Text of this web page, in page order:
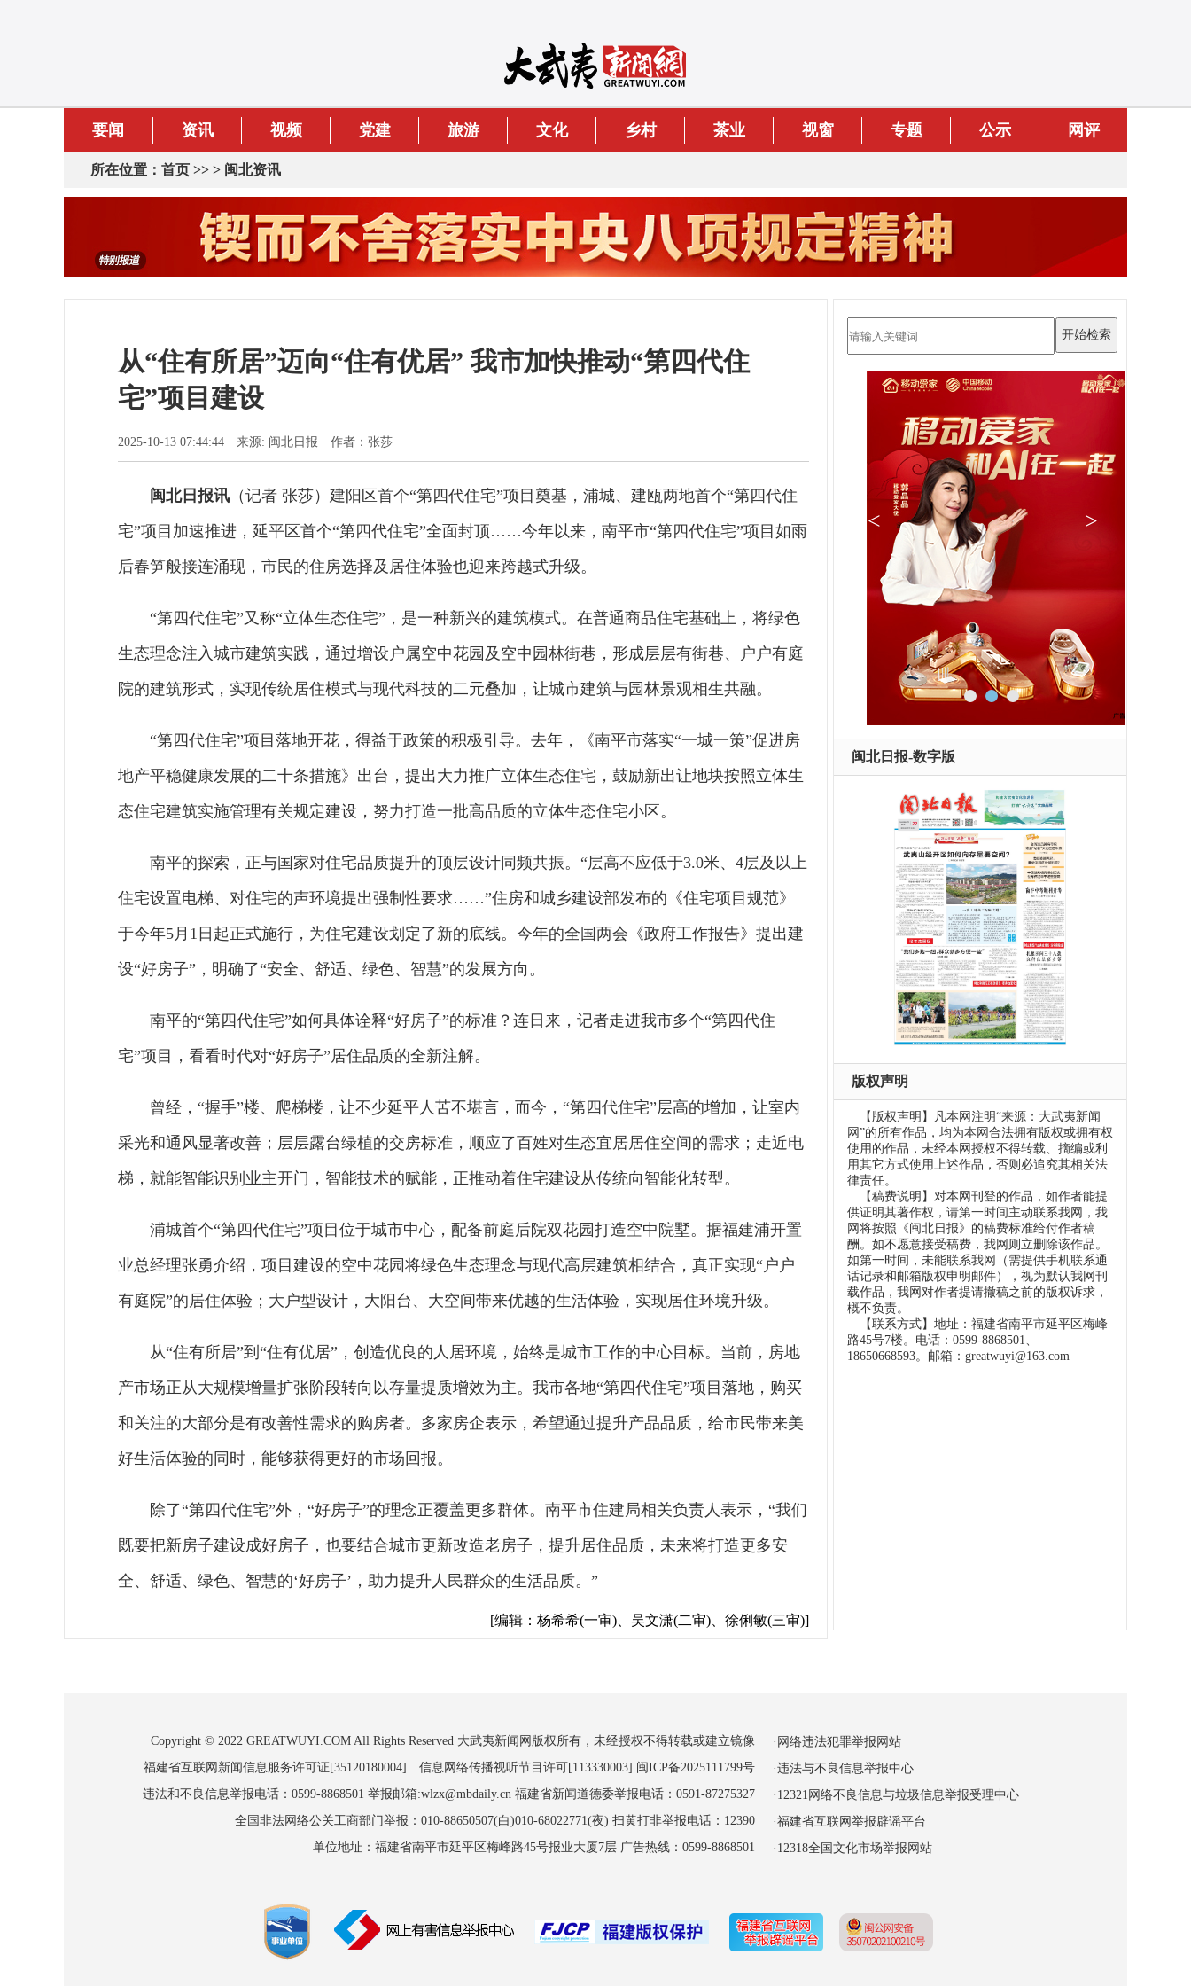
要闻 资讯 视频 党建 旅游 文化 乡村 茶业 视窗 专题 公示 网评
所在位置： 首页 >> > 闽北资讯
从“住有所居”迈向“住有优居” 我市加快推动“第四代住
宅”项目建设
2025-10-13 07:44:44 来源: 闽北日报 作者：张莎
闽北日报讯 （记者 张莎）建阳区首个“第四代住宅”项目奠基，浦城、建瓯两地首个“第四代住
宅”项目加速推进，延平区首个“第四代住宅”全面封顶……今年以来，南平市“第四代住宅”项目如雨
后春笋般接连涌现，市民的住房选择及居住体验也迎来跨越式升级。
“第四代住宅”又称“立体生态住宅”，是一种新兴的建筑模式。在普通商品住宅基础上，将绿色
生态理念注入城市建筑实践，通过增设户属空中花园及空中园林街巷，形成层层有街巷、户户有庭
院的建筑形式，实现传统居住模式与现代科技的二元叠加，让城市建筑与园林景观相生共融。
“第四代住宅”项目落地开花，得益于政策的积极引导。去年，《南平市落实“一城一策”促进房
地产平稳健康发展的二十条措施》出台，提出大力推广立体生态住宅，鼓励新出让地块按照立体生
态住宅建筑实施管理有关规定建设，努力打造一批高品质的立体生态住宅小区。
南平的探索，正与国家对住宅品质提升的顶层设计同频共振。“层高不应低于3.0米、4层及以上
住宅设置电梯、对住宅的声环境提出强制性要求……”住房和城乡建设部发布的《住宅项目规范》
于今年5月1日起正式施行，为住宅建设划定了新的底线。今年的全国两会《政府工作报告》提出建
设“好房子”，明确了“安全、舒适、绿色、智慧”的发展方向。
南平的“第四代住宅”如何具体诠释“好房子”的标准？连日来，记者走进我市多个“第四代住
宅”项目，看看时代对“好房子”居住品质的全新注解。
曾经，“握手”楼、爬梯楼，让不少延平人苦不堪言，而今，“第四代住宅”层高的增加，让室内
采光和通风显著改善；层层露台绿植的交房标准，顺应了百姓对生态宜居居住空间的需求；走近电
梯，就能智能识别业主开门，智能技术的赋能，正推动着住宅建设从传统向智能化转型。
浦城首个“第四代住宅”项目位于城市中心，配备前庭后院双花园打造空中院墅。据福建浦开置
业总经理张勇介绍，项目建设的空中花园将绿色生态理念与现代高层建筑相结合，真正实现“户户
有庭院”的居住体验；大户型设计，大阳台、大空间带来优越的生活体验，实现居住环境升级。
从“住有所居”到“住有优居”，创造优良的人居环境，始终是城市工作的中心目标。当前，房地
产市场正从大规模增量扩张阶段转向以存量提质增效为主。我市各地“第四代住宅”项目落地，购买
和关注的大部分是有改善性需求的购房者。多家房企表示，希望通过提升产品品质，给市民带来美
好生活体验的同时，能够获得更好的市场回报。
除了“第四代住宅”外，“好房子”的理念正覆盖更多群体。南平市住建局相关负责人表示，“我们
既要把新房子建设成好房子，也要结合城市更新改造老房子，提升居住品质，未来将打造更多安
全、舒适、绿色、智慧的‘好房子’，助力提升人民群众的生活品质。”
[编辑：杨希希(一审)、吴文潇(二审)、徐俐敏(三审)]
闽北日报-数字版
版权声明
【版权声明】凡本网注明“来源：大武夷新闻
网”的所有作品，均为本网合法拥有版权或拥有权
使用的作品，未经本网授权不得转载、摘编或利
用其它方式使用上述作品，否则必追究其相关法
律责任。
【稿费说明】对本网刊登的作品，如作者能提
供证明其著作权，请第一时间主动联系我网，我
网将按照《闽北日报》的稿费标准给付作者稿
酬。如不愿意接受稿费，我网则立删除该作品。
如第一时间，未能联系我网（需提供手机联系通
话记录和邮箱版权申明邮件），视为默认我网刊
载作品，我网对作者提请撤稿之前的版权诉求，
概不负责。
【联系方式】地址：福建省南平市延平区梅峰
路45号7楼。电话：0599-8868501、
18650668593。邮箱：greatwuyi@163.com
Copyright © 2022 GREATWUYI.COM All Rights Reserved 大武夷新闻网版权所有，未经授权不得转载或建立镜像
福建省互联网新闻信息服务许可证[35120180004] 信息网络传播视听节目许可[113330003] 闽ICP备2025111799号
违法和不良信息举报电话：0599-8868501 举报邮箱:wlzx@mbdaily.cn 福建省新闻道德委举报电话：0591-87275327
全国非法网络公关工商部门举报：010-88650507(白)010-68022771(夜) 扫黄打非举报电话：12390
单位地址：福建省南平市延平区梅峰路45号报业大厦7层 广告热线：0599-8868501
·网络违法犯罪举报网站
·违法与不良信息举报中心
·12321网络不良信息与垃圾信息举报受理中心
·福建省互联网举报辟谣平台
·12318全国文化市场举报网站